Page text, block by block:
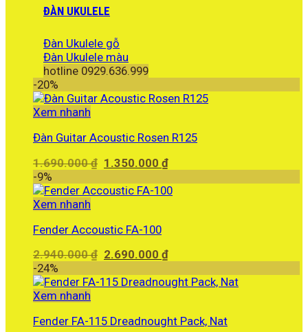
ĐÀN UKULELE
Đàn Ukulele gỗ
Đàn Ukulele màu
hotline 0929.636.999
-20%
Xem nhanh
Đàn Guitar Acoustic Rosen R125
1.690.000₫ Giá
là:
1.350.000₫Giá
tại
-9%
Xem nhanh
Fender Accoustic FA-100
2.940.000₫ Giá
là:
2.690.000₫Giá
tại
-24%
Xem nhanh
Fender FA-115 Dreadnought Pack, Nat